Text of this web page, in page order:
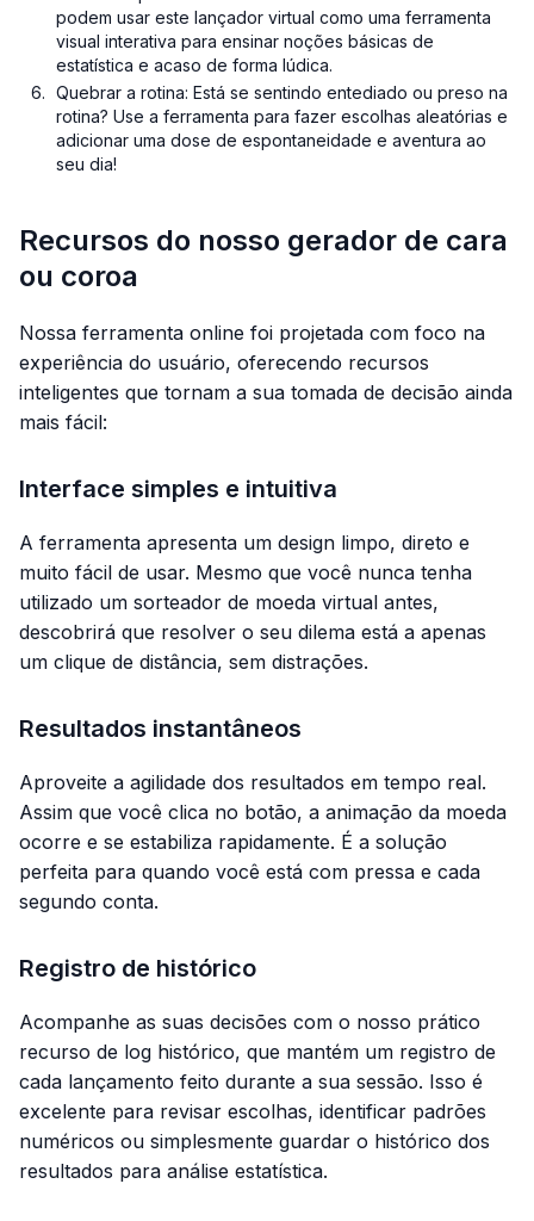
podem usar este lançador virtual como uma ferramenta
visual interativa para ensinar noções básicas de
estatística e acaso de forma lúdica.
Quebrar a rotina: Está se sentindo entediado ou preso na
rotina? Use a ferramenta para fazer escolhas aleatórias e
adicionar uma dose de espontaneidade e aventura ao
seu dia!
Recursos do nosso gerador de cara
ou coroa
Nossa ferramenta online foi projetada com foco na
experiência do usuário, oferecendo recursos
inteligentes que tornam a sua tomada de decisão ainda
mais fácil:
Interface simples e intuitiva
A ferramenta apresenta um design limpo, direto e
muito fácil de usar. Mesmo que você nunca tenha
utilizado um sorteador de moeda virtual antes,
descobrirá que resolver o seu dilema está a apenas
um clique de distância, sem distrações.
Resultados instantâneos
Aproveite a agilidade dos resultados em tempo real.
Assim que você clica no botão, a animação da moeda
ocorre e se estabiliza rapidamente. É a solução
perfeita para quando você está com pressa e cada
segundo conta.
Registro de histórico
Acompanhe as suas decisões com o nosso prático
recurso de log histórico, que mantém um registro de
cada lançamento feito durante a sua sessão. Isso é
excelente para revisar escolhas, identificar padrões
numéricos ou simplesmente guardar o histórico dos
resultados para análise estatística.